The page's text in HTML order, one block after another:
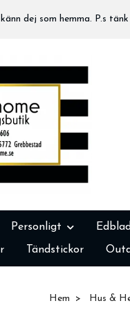
dej som hemma. P.s
Personligt Edblad
Tändstickor
Hem Hus &